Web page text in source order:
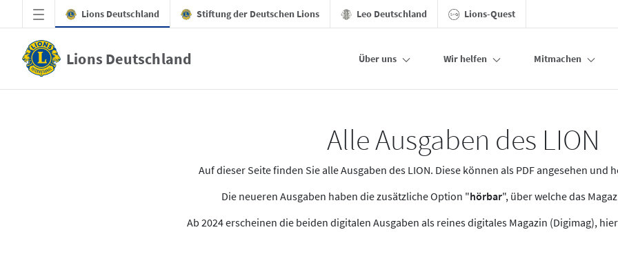
Zum Hauptinhalt springen
Lions Deutschland Stiftung der Deutschen Lions Leo Deutschland Lions-Quest
Lions Deutschland Über uns Wir helfen Mitmachen
Alle Ausgaben des LION
Auf dieser Seite finden Sie alle Ausgaben des LION. Diese können als PDF angesehen und
Die neueren Ausgaben haben die zusätzliche Option "hörbar", über welche das
Ab 2024 erscheinen die beiden digitalen Ausgaben als reines digitales Magazin (Digimag),